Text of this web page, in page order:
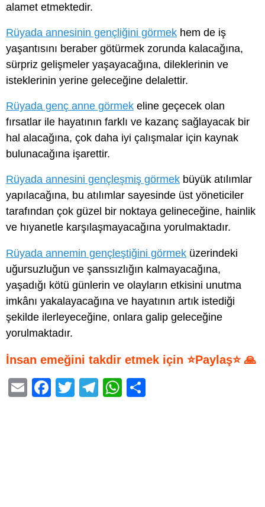
alamet etmektedir.
Rüyada annesinin gençliğini görmek hem de iş
yaşantısını beraber götürmek zorunda kalacağına,
sürpriz gelişmeler yaşayacağına, dileklerinin ve
isteklerinin yerine geleceğine delalettir.
Rüyada genç anne görmek eline geçecek olan
fırsatlar ile hayatının farklı ve kazanç sağlayacak bir
hal alacağına, çok daha iyi çalışmalar için kaynak
bulunacağına işarettir.
Rüyada annesini gençleşmiş görmek büyük atılımlar
yapılacağına, bu atılımlar sayesinde üst yöneticiler
tarafından çok güzel bir noktaya gelineceğine, hainlik
ve hıyanetle karşılaşmayacağına yorulmaktadır.
Rüyada annemin gençleştiğini görmek üzerindeki
uğursuzluğun ve şanssızlığın kalmayacağına,
yaşadığı kötü günlerin ve olayların etkisini unutma
imkânı yakalayacağına ve hayatının artık istediği
şekilde ilerleyeceğine, onlara galip geleceğine
yorulmaktadır.
İnsan emeğini takdir etmek için ⭐Paylaş⭐ 🙏
E
F
T
T
W